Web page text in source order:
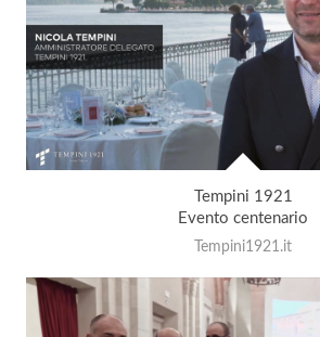
Tempini 1921
Evento centenario
Tempini1921.it